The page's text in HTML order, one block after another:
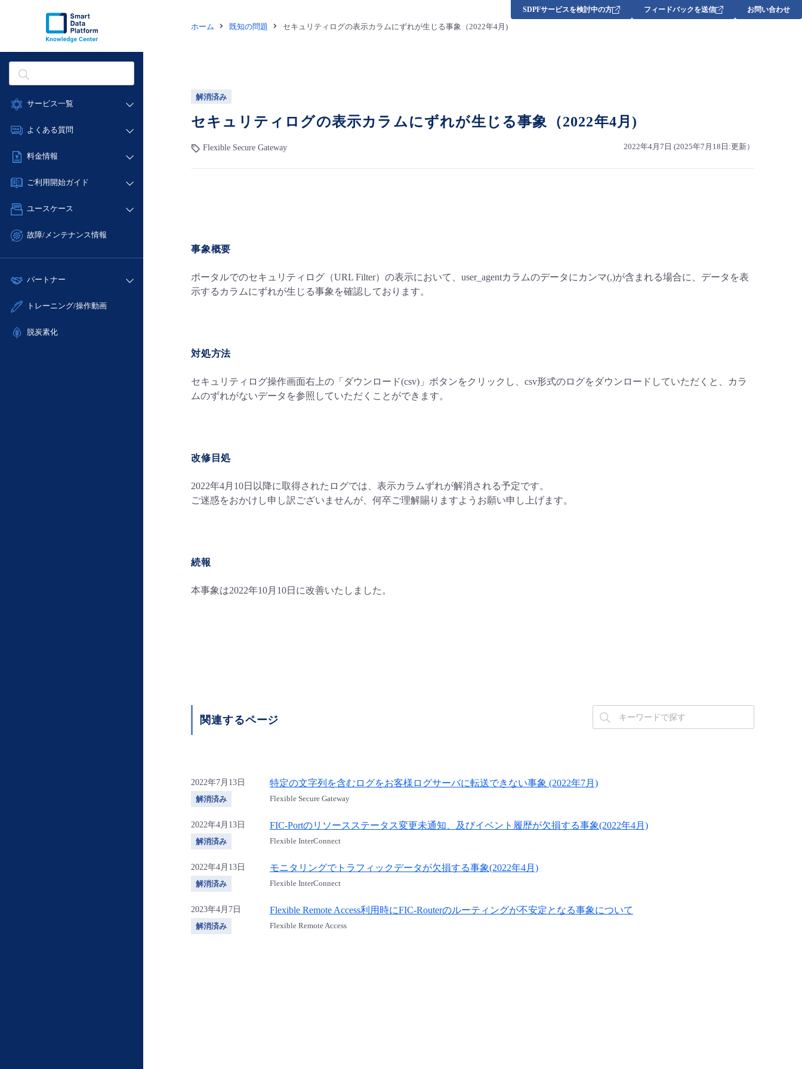
サービス一覧
データ利活用
ネットワーク
IoT
サポート
管理機能
よくある質問
データ利活用
ネットワーク
IoT
サポート
管理機能
すべてのメニューを見る
料金情報
料金シミュレーター
クラウド/サーバー
ネットワーク
サポート
すべてのメニューを見る
ご利用開始ガイド
■ 管理機能
- 初期設定・確認
- ユーザー機能の管理
- APIリファレンス
ユースケース
- バックアップ
- IoT
- ITインフラストラクチャー
故障/メンテナンス情報
サービス稼働状況
故障/メンテナンス履歴
定期メンテナンス
パートナー
販売パートナー向けプログラム
トレーニング/操作動画
脱炭素化
SDPFサービスを検討中の方 フィードバックを送信 お問い合わせ
ホーム 既知の問題 セキュリティログの表示カラムにずれが生じる事象（2022年4月)
解消済み
セキュリティログの表示カラムにずれが生じる事象（2022年4月)
Flexible Secure Gateway 2022年4月7日 (2025年7月18日:更新）
事象概要
ポータルでのセキュリティログ（URL Filter）の表示において、user_agentカラムのデータにカンマ(,)が含まれる場合に、データを表
示するカラムにずれが生じる事象を確認しております。
対処方法
セキュリティログ操作画面右上の「ダウンロード(csv)」ボタンをクリックし、csv形式のログをダウンロードしていただくと、カラ
ムのずれがないデータを参照していただくことができます。
改修目処
2022年4月10日以降に取得されたログでは、表示カラムずれが解消される予定です。
ご迷惑をおかけし申し訳ございませんが、何卒ご理解賜りますようお願い申し上げます。
続報
本事象は2022年10月10日に改善いたしました。
関連するページ
2022年7月13日
解消済み
特定の文字列を含むログをお客様ログサーバに転送できない事象 (2022年7月)
Flexible Secure Gateway
2022年4月13日
解消済み
FIC-Portのリソースステータス変更未通知、及びイベント履歴が欠損する事象(2022年4月)
Flexible InterConnect
2022年4月13日
解消済み
モニタリングでトラフィックデータが欠損する事象(2022年4月)
Flexible InterConnect
2023年4月7日
解消済み
Flexible Remote Access利用時にFIC-Routerのルーティングが不安定となる事象について
Flexible Remote Access